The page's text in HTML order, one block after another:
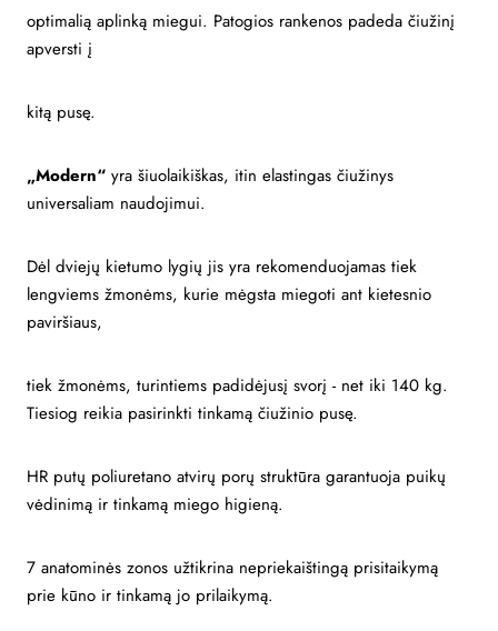
optimalią aplinką miegui. Patogios rankenos padeda čiužinį
apversti į
kitą pusę.
„Modern“ yra šiuolaikiškas, itin elastingas čiužinys
universaliam naudojimui.
Dėl dviejų kietumo lygių jis yra rekomenduojamas tiek
lengviems žmonėms, kurie mėgsta miegoti ant kietesnio
paviršiaus,
tiek žmonėms, turintiems padidėjusį svorį - net iki 140 kg.
Tiesiog reikia pasirinkti tinkamą čiužinio pusę.
HR putų poliuretano atvirų porų struktūra garantuoja puikų
vėdinimą ir tinkamą miego higieną.
7 anatominės zonos užtikrina nepriekaištingą prisitaikymą
prie kūno ir tinkamą jo prilaikymą.